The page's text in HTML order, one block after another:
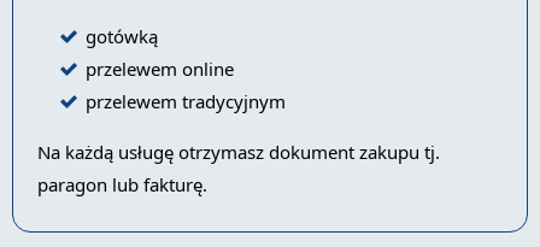
gotówką
przelewem online
przelewem tradycyjnym
Na każdą usługę otrzymasz dokument zakupu tj.
paragon lub fakturę.